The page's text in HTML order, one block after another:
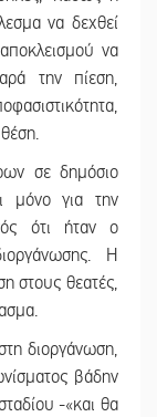
να δεχθεί
να
την πίεση,
σε δημόσιο
μόνο για την
ότι ήταν ο
Η
στους θεατές,
διοργάνωση,
βάδην
-«και θα